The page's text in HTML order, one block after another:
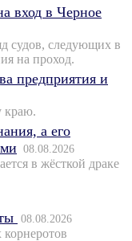
вход в Черное
судов, следующих в
на проход.
предприятия и
краю.
а его
08.08.2026
в жёсткой драке
08.08.2026